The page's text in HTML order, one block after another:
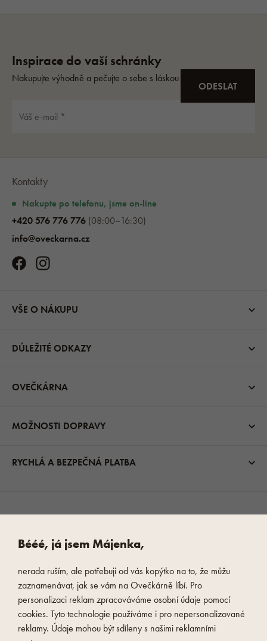
Kontakty
Nakupte po telefonu, jsme on-line
+420 576 776 776 (08:00–16:30)
info@oveckarna.cz
VŠE O NÁKUPU
DŮLEŽITÉ ODKAZY
OVEČKÁRNA
MOŽNOSTI DOPRAVY
RYCHLÁ A BEZPEČNÁ PLATBA
Bééé, já jsem Májenka,
nerada ruším, ale potřebuji od vás kopýtko na to, že můžu
zaznamenávat, jak se vám na Ovečkárně líbí. Pro
personalizaci reklam zpracováváme osobní údaje pomocí
cookies. Tyto technologie používáme i pro nepersonalizované
reklamy. Údaje mohou být sdíleny s našimi reklamními